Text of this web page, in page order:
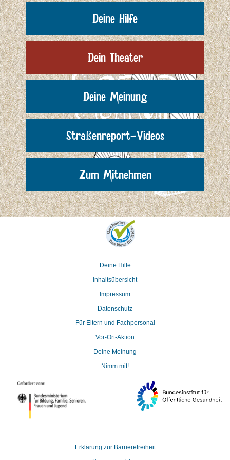
Deine Hilfe
Dein Theater
Deine Meinung
Straßenreport-Videos
Zum Mitnehmen
Deine Hilfe
Inhaltsübersicht
Impressum
Datenschutz
Für Eltern und Fachpersonal
Vor-Ort-Aktion
Deine Meinung
Nimm mit!
Erklärung zur Barrierefreiheit